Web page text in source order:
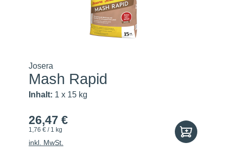
Josera
Mash Rapid
Inhalt: 1 x 15 kg
26,47 €
1,76 € / 1 kg
inkl. MwSt.